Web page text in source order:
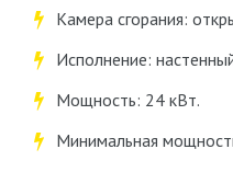
Камера сгорания:
Исполнение:
Мощность: 24 кВт.
Минимальная